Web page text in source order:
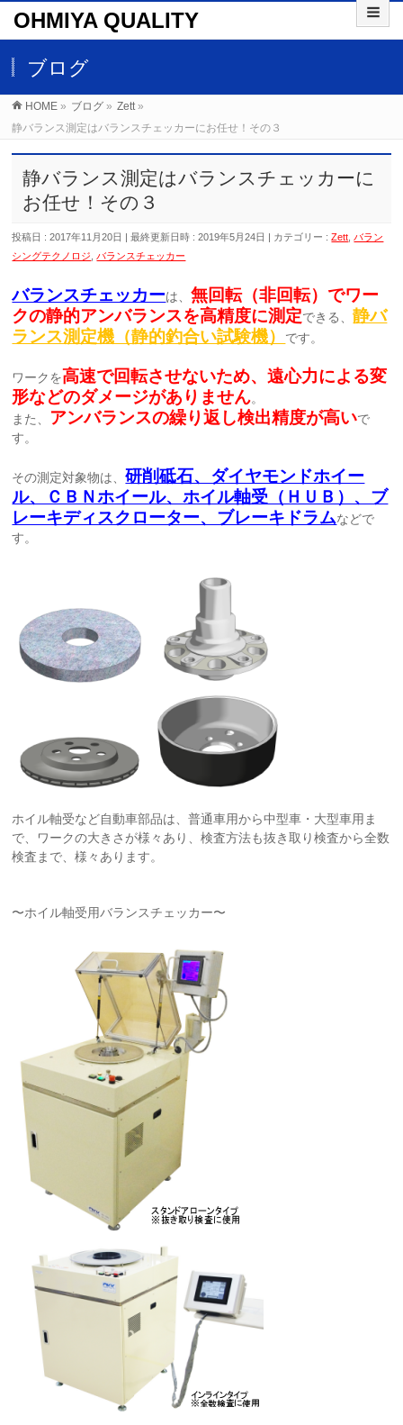
OHMIYA QUALITY
ブログ
HOME » ブログ » Zett»
静バランス測定はバランスチェッカーにお任せ！その３
静バランス測定はバランスチェッカーに
お任せ！その３
投稿日 : 2017年11月20日 最終更新日時 : 2019年5月24日 カテゴリー :Zett ,バラン
シングテクノロジ ,バランスチェッカー
バランスチェッカーは、無回転（非回転）でワー
クの静的アンバランスを高精度に測定できる、静バ
ランス測定機（静的釣合い試験機）
です。
ワークを高速で回転させないため、遠心力による変
形などのダメージがありません。
また、 アンバランスの繰り返し検出精度が高いで
す。
その測定対象物は、研削砥石、ダイヤモンドホイー
ル、ＣＢＮホイール、ホイル軸受（ＨＵＢ）、ブ
レーキディスクローター、ブレーキドラムなどで
す。
ホイル軸受など自動車部品は、普通車用から中型車・大型車用ま
で、ワークの大きさが様々あり、検査方法も抜き取り検査から全数
検査まで、様々あります。
〜ホイル軸受用バランスチェッカー〜